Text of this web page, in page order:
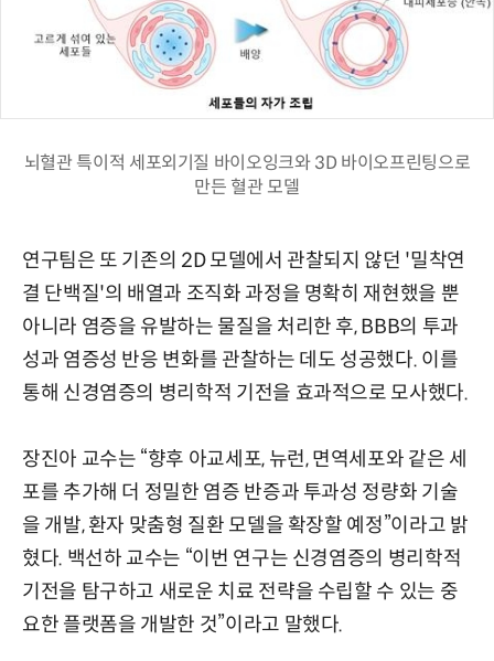
뇌혈관 특이적 세포외기질 바이오잉크와 3D 바이오프린팅으로
만든 혈관 모델
연구팀은 또 기존의 2D 모델에서 관찰되지 않던 '밀착연
결 단백질'의 배열과 조직화 과정을 명확히 재현했을 뿐
아니라 염증을 유발하는 물질을 처리한 후, BBB의 투과
성과 염증성 반응 변화를 관찰하는 데도 성공했다. 이를
통해 신경염증의 병리학적 기전을 효과적으로 모사했다.
장진아 교수는 “향후 아교세포, 뉴런, 면역세포와 같은 세
포를 추가해 더 정밀한 염증 반증과 투과성 정량화 기술
을 개발, 환자 맞춤형 질환 모델을 확장할 예정”이라고 밝
혔다. 백선하 교수는 “이번 연구는 신경염증의 병리학적
기전을 탐구하고 새로운 치료 전략을 수립할 수 있는 중
요한 플랫폼을 개발한 것”이라고 말했다.